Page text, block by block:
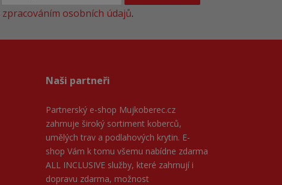
zpracováním osobních údajů.
Naši partneři
Partnerský e-shop Mujkoberec.cz
zahrnuje široký sortiment koberců,
umělých trav a podlahových krytin. E-
shop Vám k tomu všemu nabídne zdarma
ALL INCLUSIVE služby, které zahrnují i
dopravu zdarma, možnost